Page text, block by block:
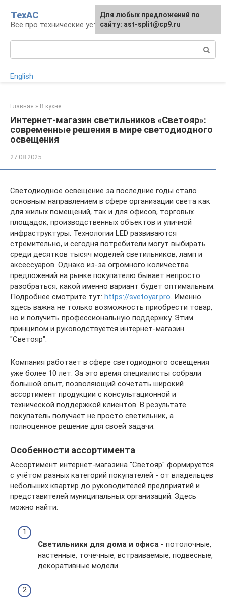
контенту
ТехАС
Всё про технические устройства
English
Главная » В кухне
Интернет-магазин светильников «Светояр»:
современные решения в мире светодиодного
освещения
27.08.2025
Светодиодное освещение за последние годы стало
основным направлением в сфере организации света как
для жилых помещений, так и для офисов, торговых
площадок, производственных объектов и уличной
инфраструктуры. Технологии LED развиваются
стремительно, и сегодня потребители могут выбирать
среди десятков тысяч моделей светильников, ламп и
аксессуаров. Однако из-за огромного количества
предложений на рынке покупателю бывает непросто
разобраться, какой именно вариант будет оптимальным.
Подробнее смотрите тут: https://svetoyar.pro. Именно
здесь важна не только возможность приобрести товар,
но и получить профессиональную поддержку. Этим
принципом и руководствуется интернет-магазин
"Светояр".
Компания работает в сфере светодиодного освещения
уже более 10 лет. За это время специалисты собрали
большой опыт, позволяющий сочетать широкий
ассортимент продукции с консультационной и
технической поддержкой клиентов. В результате
покупатель получает не просто светильник, а
полноценное решение для своей задачи.
Особенности ассортимента
Ассортимент интернет-магазина "Светояр" формируется
с учётом разных категорий покупателей - от владельцев
небольших квартир до руководителей предприятий и
представителей муниципальных организаций. Здесь
можно найти:
Светильники для дома и офиса - потолочные,
настенные, точечные, встраиваемые, подвесные,
декоративные модели.
Для любых предложений по
сайту: ast-split@cp9.ru